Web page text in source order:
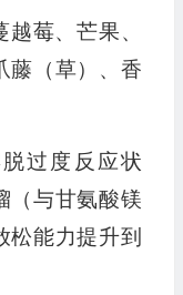
莓、芒果、
藤（草）、香
过度反应状
（与甘氨酸镁
松能力提升到